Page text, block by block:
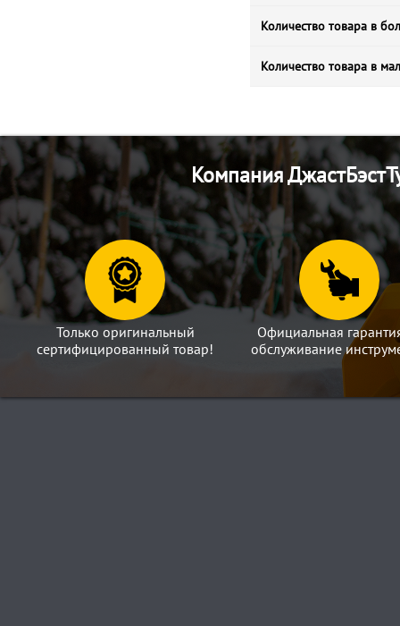
Количество товара в
Количество товара в
Компания
Только оригинальный
сертифицированный товар!
Официальная
обслуживание